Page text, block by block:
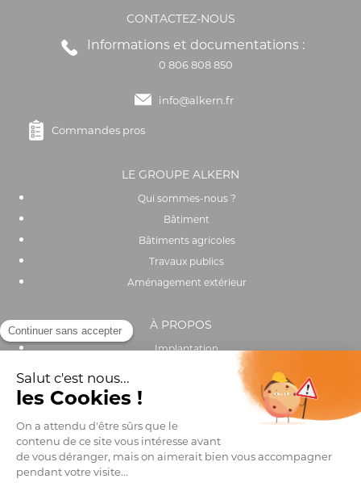
CONTACTEZ-NOUS
Informations et documentations :
0 806 808 850
info@alkern.fr
Commandes pros
LE GROUPE ALKERN
Qui sommes-nous ?
Bâtiment
Bâtiments agricoles
Travaux publics
Aménagement extérieur
À PROPOS
Implantation
Performance environnementale et sociale
OUTILS & SERVICES